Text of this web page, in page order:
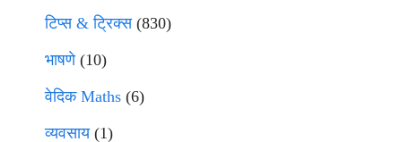
टिप्स & ट्रिक्स(830)
भाषणे(10)
वेदिक Maths (6)
व्यवसाय(1)